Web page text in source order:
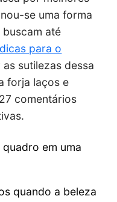
se uma forma
até
dicas para o
sutilezas dessa
forja laços e
comentários
em uma
quando a beleza